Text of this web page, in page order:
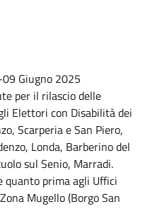
Giugno 2025
per il rilascio delle
Elettori con Disabilità dei
Scarperia e San Piero,
Londa, Barberino del
sul Senio, Marradi.
quanto prima agli Uffici
Mugello (Borgo San